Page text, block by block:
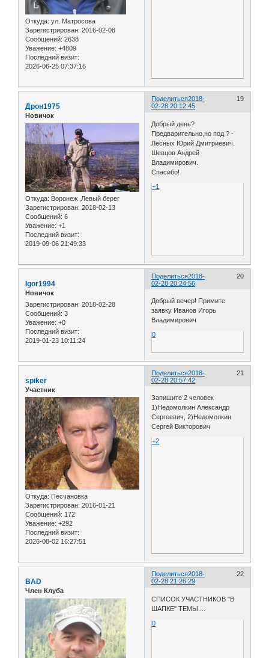
Откуда: ул. Матросова
Зарегистрирован: 2016-02-08
Сообщений: 2638
Уважение: +4809
Последний визит:
2026-06-25 07:37:16
Поделиться 19
2018-
02-28 20:12:45
Дрон1975
Новичок
Откуда: Воронеж ,Левый берег
Зарегистрирован: 2018-02-13
Сообщений: 6
Уважение: +1
Последний визит:
2019-09-06 21:49:33
Добрый день?
Предварительно,но под ? -
Лесных Юрий Дмитриевич.
Шевцов Андрей
Владимирович.
Спасибо!
+1
Поделиться 20
2018-
02-28 20:24:56
Igor1994
Новичок
Зарегистрирован: 2018-02-28
Сообщений: 3
Уважение: +0
Последний визит:
2019-01-23 10:11:24
Добрый вечер! Примите
заявку Иванов Игорь
Владимирович
0
Поделиться 21
2018-
02-28 20:57:42
spiker
Участник
Откуда: Песчановка
Зарегистрирован: 2016-01-21
Сообщений: 172
Уважение: +292
Последний визит:
2026-08-02 16:27:51
Запишите 2 человек
1)Недомолкин Александр
Сергеевич, 2)Недомолкин
Сергей Викторович
+2
Поделиться 22
2018-
02-28 21:26:29
BAD
Член Клуба
СПИСОК УЧАСТНИКОВ "В
ШАПКЕ" ТЕМЫ....
0